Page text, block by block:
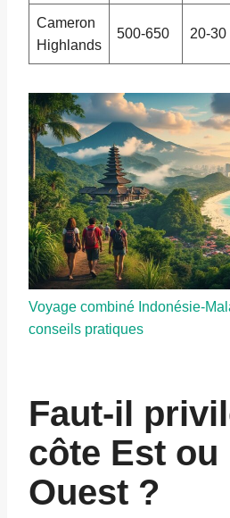
Cameron
Highlands
500-650 20-30
Voyage combiné Indonésie-
conseils pratiques
Faut-il
côte Est ou
Ouest ?